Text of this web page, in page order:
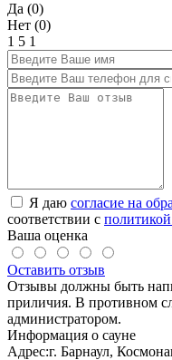
Да (0)
Нет (0)
1 5 1
Я даю согласие на
соответствии с
Ваша оценка
Оставить отзыв
Отзывы должны быть
приличия. В противном
администратором.
Информация о сауне
Адрес:г. Барнаул,